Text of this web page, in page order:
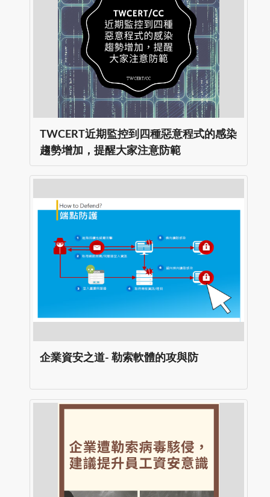
TWCERT近期監控到四種惡意程式的感染
趨勢增加，提醒大家注意防範
企業資安之道- 勒索軟體的攻與防